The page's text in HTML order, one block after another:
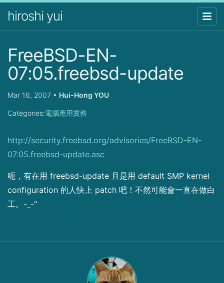
hiroshi yui
FreeBSD-EN-
07:05.freebsd-update
Mar 16, 2007 • Hui-Hong YOU
Categories:電腦應用實務
http://security.freebsd.org/advisories/FreeBSD-EN-
07:05.freebsd-update.asc
呃，有在用 freebsd-update 且是用 default SMP kernel
configuration 的人快上 patch 吧！不然可能會一直在做白
工。-_-"